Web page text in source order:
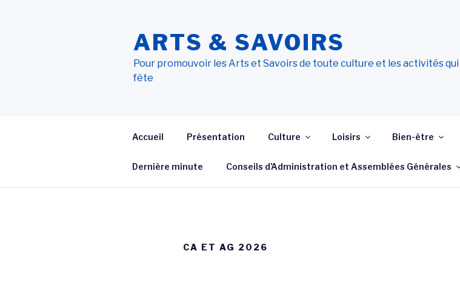
ARTS & SAVOIRS
Pour promouvoir les Arts et Savoirs de toute culture et les activités
fête
Accueil Présentation Culture Loisirs Bien-être
Dernière minute Conseils d’Administration et Assemblées Générales
CA ET AG 2026